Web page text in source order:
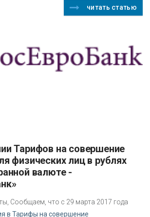
читать статью
физических лиц в рублях
валюте -
Сообщаем, что с 29 марта 2017 года
в Тарифы на совершение